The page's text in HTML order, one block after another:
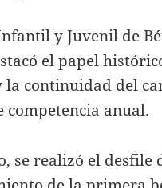
y Juvenil de
el papel
continuidad del
competencia anual.
se realizó el desfile